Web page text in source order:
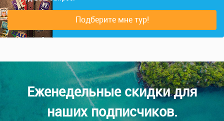
Подберите мне тур!
Еженедельные скидки для
наших подписчиков.